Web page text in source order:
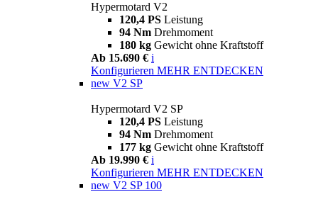
Hypermotard V2
120,4 PS Leistung
94 Nm Drehmoment
180 kg Gewicht ohne Kraftstoff
Ab 15.690 € i
Konfigurieren MEHR ENTDECKEN
new V2 SP
Hypermotard V2 SP
120,4 PS Leistung
94 Nm Drehmoment
177 kg Gewicht ohne Kraftstoff
Ab 19.990 € i
Konfigurieren MEHR ENTDECKEN
new V2 SP 100